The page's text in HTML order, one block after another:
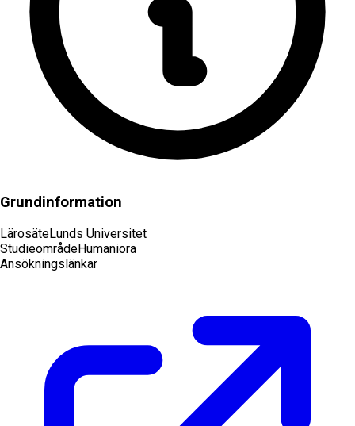
Grundinformation
LärosäteLunds Universitet
StudieområdeHumaniora
Ansökningslänkar